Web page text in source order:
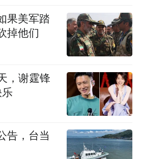
果美军踏
掉他们
，谢霆锋
告，台当